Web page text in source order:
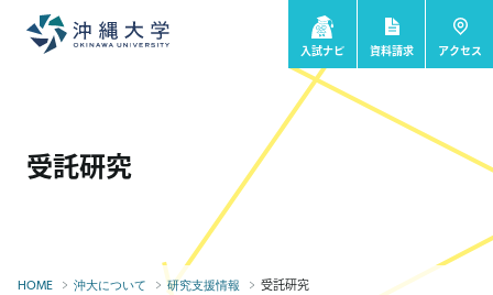
入試ナビ 資料請求 アクセス
受託研究
HOME 沖大について 研究支援情報 受託研究